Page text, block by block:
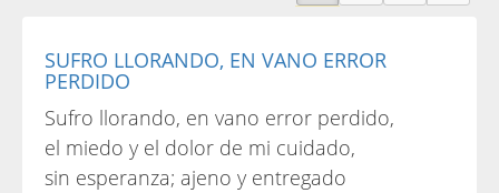
SUFRO LLORANDO, EN VANO ERROR
PERDIDO
Sufro llorando, en vano error perdido,
el miedo y el dolor de mi cuidado,
sin esperanza; ajeno y entregado